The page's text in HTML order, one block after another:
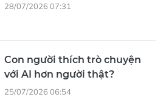
28/07/2026 07:31
Con người thích trò chuyện
với AI hơn người thật?
25/07/2026 06:54